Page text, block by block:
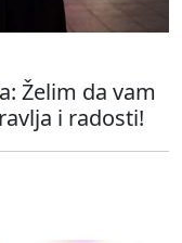
Želim da vam
i radosti!